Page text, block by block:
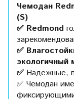
Чемодан
(S)
✅ Redmond
✅
экологичный
✅ Надежные,
✅ Чемодан